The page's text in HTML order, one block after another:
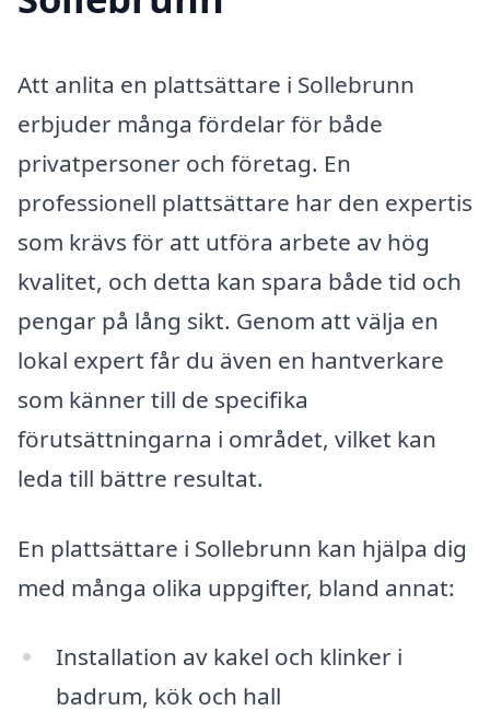
Att anlita en plattsättare i Sollebrunn
erbjuder många fördelar för både
privatpersoner och företag. En
professionell plattsättare har den expertis
som krävs för att utföra arbete av hög
kvalitet, och detta kan spara både tid och
pengar på lång sikt. Genom att välja en
lokal expert får du även en hantverkare
som känner till de specifika
förutsättningarna i området, vilket kan
leda till bättre resultat.
En plattsättare i Sollebrunn kan hjälpa dig
med många olika uppgifter, bland annat:
Installation av kakel och klinker i
badrum, kök och hall